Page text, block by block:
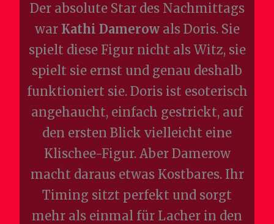
Der absolute Star des Nachmittags
war Kathi Damerowals Doris. Sie
spielt diese Figur nicht als Witz, sie
spielt sie ernst und genau deshalb
funktioniert sie. Doris ist esoterisch
angehaucht, einfach gestrickt, auf
den ersten Blick vielleicht eine
Klischee-Figur. Aber Damerow
macht daraus etwas Kostbares. Ihr
Timing sitzt perfekt und sorgt
mehr als einmal für Lacher in den